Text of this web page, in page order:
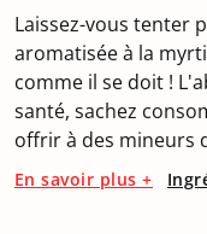
(2
Laissez-vous tenter
aromatisée à la
comme il se doit !
santé, sachez
offrir à des mineurs
En savoir plus +